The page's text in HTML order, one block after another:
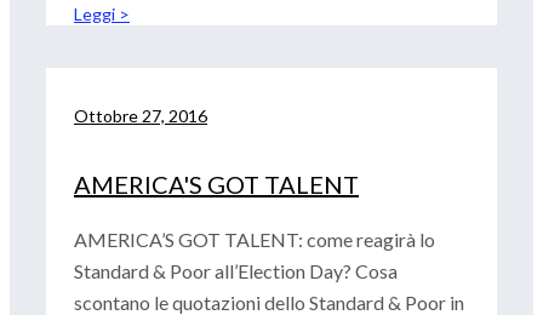
Leggi >
Ottobre 27, 2016
AMERICA'S GOT TALENT
AMERICA’S GOT TALENT: come reagirà lo
Standard & Poor all’Election Day? Cosa
scontano le quotazioni dello Standard & Poor in